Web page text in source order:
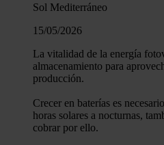
Sol Mediterráneo
15/05/2026
La vitalidad de la energía
almacenamiento para
producción.
Crecer en baterías es
horas solares a nocturnas,
cobrar por ello.